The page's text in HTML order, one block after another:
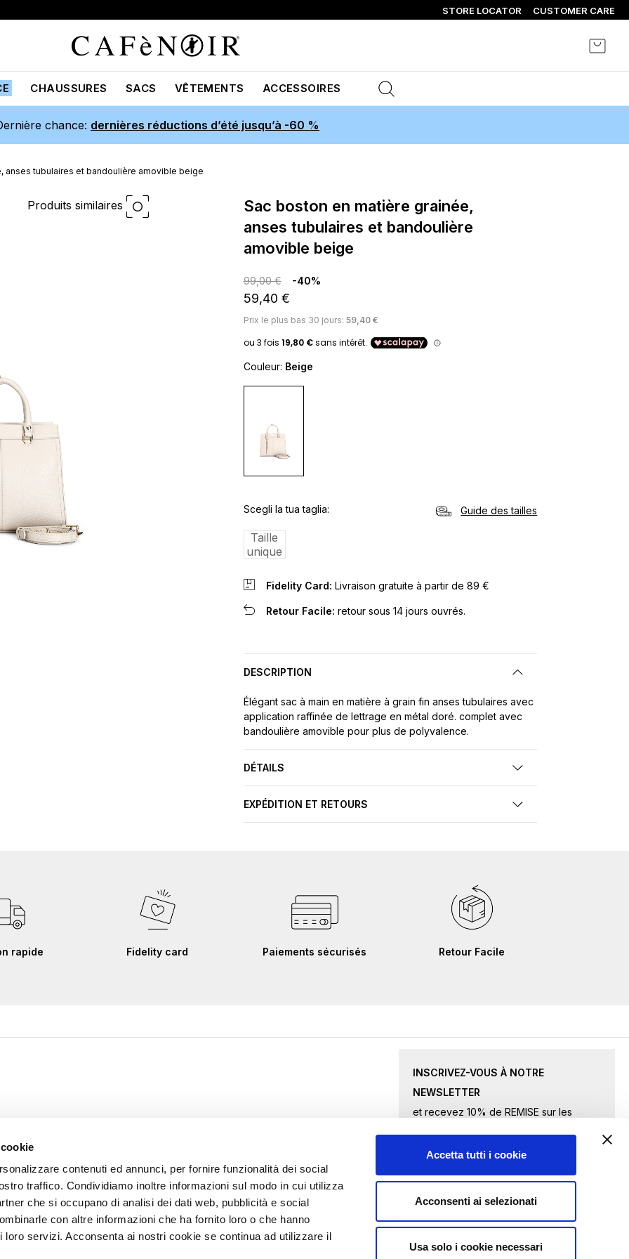
contenuti ed annunci, per fornire funzionalità dei social
traffico. Condividiamo inoltre informazioni sul modo in cui utilizza
che si occupano di analisi dei dati web, pubblicità e social
con altre informazioni che ha fornito loro o che hanno
loro servizi. Acconsenta ai nostri cookie se continua ad utilizzare il
Accetta tutti i cookie
Acconsenti ai selezionati
Usa solo i cookie necessari
STORE LOCATOR CUSTOMER CARE
Mon
CHAUSSURES SACS VÊTEMENTS ACCESSOIRES
chance: dernières réductions d’été jusqu’à -60 %
anses tubulaires et bandoulière amovible beige
Produits similaires
sac boston en matière grainée,
anses tubulaires et bandoulière
amovible beige
99,00 € -40%
59,40 €
Prix ​​le plus bas 30 jours: 59,40 €
Couleur: Beige
Scegli la tua taglia
Taille
unique
Guide des tailles
Fidelity Card: Livraison gratuite à partir de 89 €
Retour Facile: retour sous 14 jours ouvrés.
DESCRIPTION
Élégant sac à main en matière à grain fin anses tubulaires avec
application raffinée de lettrage en métal doré. complet avec
bandoulière amovible pour plus de polyvalence.
DÉTAILS
EXPÉDITION ET RETOURS
rapide Fidelity card Paiements sécurisés Retour Facile
INSCRIVEZ-VOUS À NOTRE
NEWSLETTER
et recevez 10% de REMISE sur les
à
notre
newsletter
ENVOYER UNE DEMANDE